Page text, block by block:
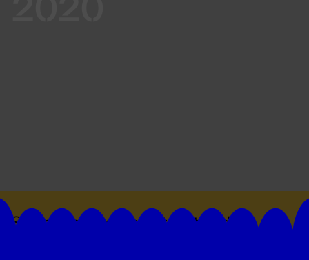
Suivez toutes les actualités du